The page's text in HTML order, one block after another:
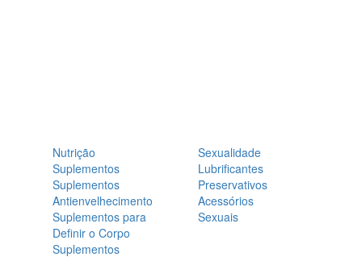
Nutrição
Suplementos
Suplementos
Antienvelhecimento
Suplementos para
Definir o Corpo
Suplementos
Sexualidade
Lubrificantes
Preservativos
Acessórios
Sexuais